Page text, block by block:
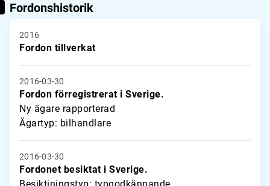
Fordonshistorik
2016
Fordon tillverkat
2016-03-30
Fordon förregistrerat i Sverige.
Ny ägare rapporterad
Ägartyp: bilhandlare
2016-03-30
Fordonet besiktat i Sverige.